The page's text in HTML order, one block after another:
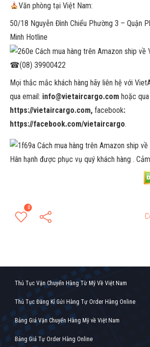
Văn phòng tại Việt Nam:
50/18 Nguyễn Đình Chiểu Phường 3 – Quận
Minh Hotline
☎(08) 39900422
Mọi thắc mắc khách hàng hãy liên hệ với
qua email: info@vietaircargo.com hoặc
https://vietaircargo.com, facebook:
https://facebook.com/vietaircargo.
Hân hạnh được phục vụ quý khách hàng .
0
Thủ Tục Vận Chuyển Hàng Từ Mỹ Về Việt Nam
Thủ Tục Đăng Kí Gửi Hàng Tự Order Hàng Online
Bảng Giá Vận Chuyển Hàng Mỹ về Việt Nam
Bảng Giá Tự Order Hàng Online